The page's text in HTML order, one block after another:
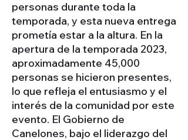
personas durante toda la
temporada, y esta nueva entrega
prometía estar a la altura. En la
apertura de la temporada 2023,
aproximadamente 45,000
personas se hicieron presentes,
lo que refleja el entusiasmo y el
interés de la comunidad por este
evento. El Gobierno de
Canelones, bajo el liderazgo del